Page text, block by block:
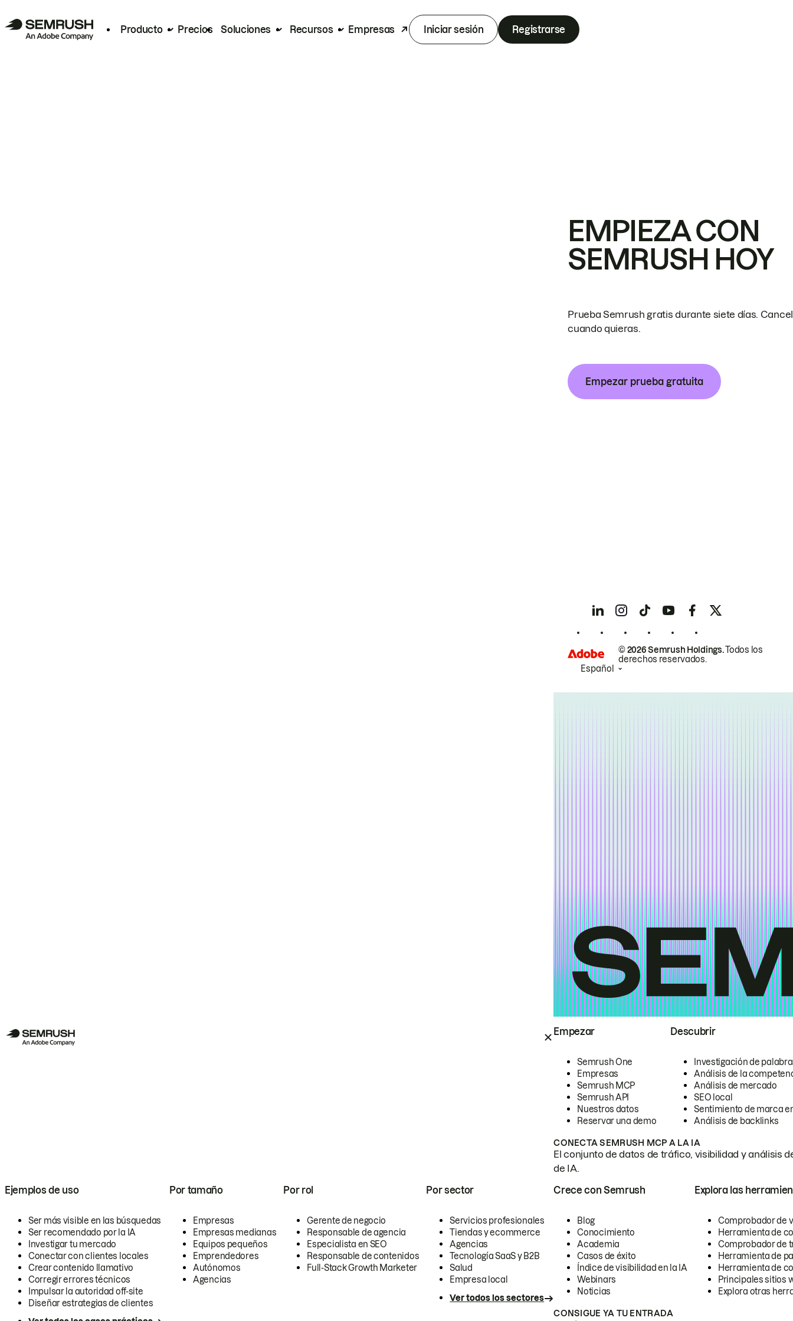
Producto Precios Soluciones Recursos Empresas Iniciar sesión Registrarse
Empezar
Semrush One
Empresas
Semrush MCP
Semrush API
Nuestros datos
Reservar una demo
Descubrir
Investigación de
Análisis de la
Análisis de mercado
SEO local
Sentimiento de marca
Análisis de backlinks
CONECTA SEMRUSH MCP A LA IA
El conjunto de datos de tráfico, visibilidad y análisis
de IA.
Ejemplos de uso
Ser más visible en las búsquedas
Ser recomendado por la IA
Investigar tu mercado
Conectar con clientes locales
Crear contenido llamativo
Corregir errores técnicos
Impulsar la autoridad off-site
Diseñar estrategias de clientes
Por tamaño
Empresas
Empresas medianas
Equipos pequeños
Emprendedores
Autónomos
Agencias
Por rol
Gerente de negocio
Responsable de agencia
Especialista en SEO
Responsable de contenidos
Full-Stack Growth Marketer
Por sector
Servicios profesionales
Tiendas y ecommerce
Agencias
Tecnología SaaS y B2B
Salud
Empresa local
Ver todos los sectores
Crece con Semrush
Blog
Conocimiento
Academia
Casos de éxito
Índice de visibilidad en la IA
Webinars
Noticias
Explora las
Comprobador de
Herramienta de
Comprobador de
Herramienta de
Herramienta de
Principales sitios
Explora otras
CONSIGUE YA TU ENTRADA
EMPIEZA CON
SEMRUSH HOY
Prueba Semrush gratis durante siete días.
cuando quieras.
Empezar prueba gratuita
© 2026 Semrush Holdings.Todos los
derechos reservados.
Español